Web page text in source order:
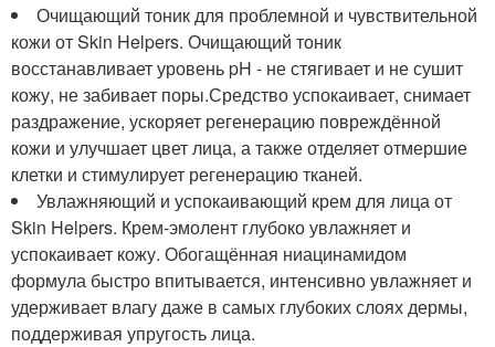
Очищающий тоник для проблемной и чувствительной
кожи от Skin Helpers. Очищающий тоник
восстанавливает уровень pH - не стягивает и не сушит
кожу, не забивает поры.Средство успокаивает, снимает
раздражение, ускоряет регенерацию повреждённой
кожи и улучшает цвет лица, а также отделяет отмершие
клетки и стимулирует регенерацию тканей.
Увлажняющий и успокаивающий крем для лица от
Skin Helpers. Крем-эмолент глубоко увлажняет и
успокаивает кожу. Обогащённая ниацинамидом
формула быстро впитывается, интенсивно увлажняет и
удерживает влагу даже в самых глубоких слоях дермы,
поддерживая упругость лица.